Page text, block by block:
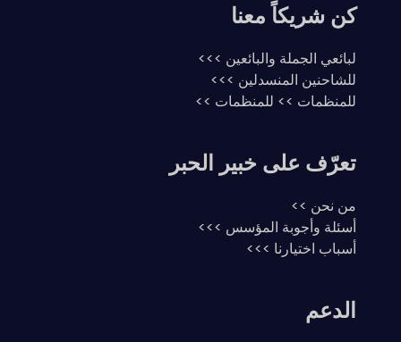
كن شريكاً معنا
لبائعي الجملة والبائعين >>>
للشاحنين المنسدلين >>>
للمنظمات >> للمنظمات >>
تعرّف على خبير الحبر
من نحن >>
أسئلة وأجوبة المؤسس >>>
أسباب اختيارنا >>>
الدعم